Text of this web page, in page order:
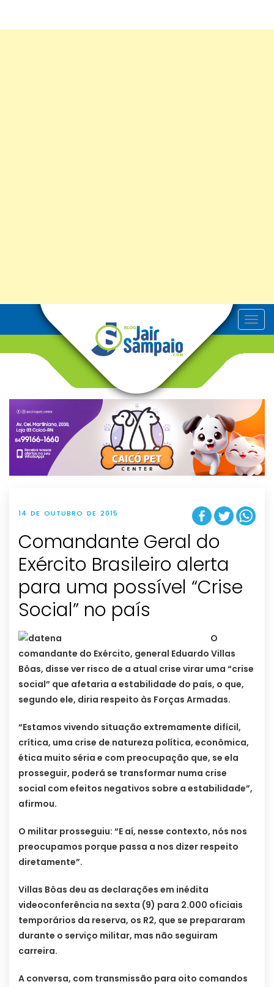
T
o
v
g
t
i
o
n
14 DE OUTUBRO DE 2015
Comandante Geral do
Exército Brasileiro alerta
para uma possível “Crise
Social” no país
O
comandante do Exército, general Eduardo Villas
Bôas, disse ver risco de a atual crise virar uma “crise
social” que afetaria a estabilidade do país, o que,
segundo ele, diria respeito às Forças Armadas.
“Estamos vivendo situação extremamente difícil,
crítica, uma crise de natureza política, econômica,
ética muito séria e com preocupação que, se ela
prosseguir, poderá se transformar numa crise
social com efeitos negativos sobre a estabilidade”,
afirmou.
O militar prosseguiu: “E aí, nesse contexto, nós nos
preocupamos porque passa a nos dizer respeito
diretamente”.
Villas Bôas deu as declarações em inédita
videoconferência na sexta (9) para 2.000 oficiais
temporários da reserva, os R2, que se prepararam
durante o serviço militar, mas não seguiram
carreira.
A conversa, com transmissão para oito comandos